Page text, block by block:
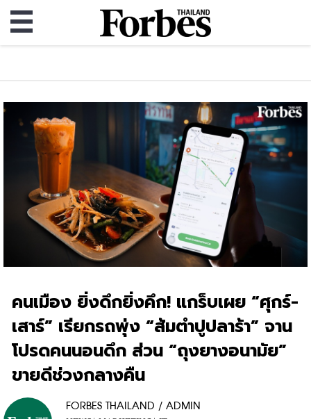
คนเมือง ยิ่งดึกยิ่งคึก! แกร็บเผย “ศุกร์-
เสาร์” เรียกรถพุ่ง “ส้มตำปูปลาร้า” จาน
โปรดคนนอนดึก ส่วน “ถุงยางอนามัย”
ขายดีช่วงกลางคืน
FORBES THAILAND / ADMIN